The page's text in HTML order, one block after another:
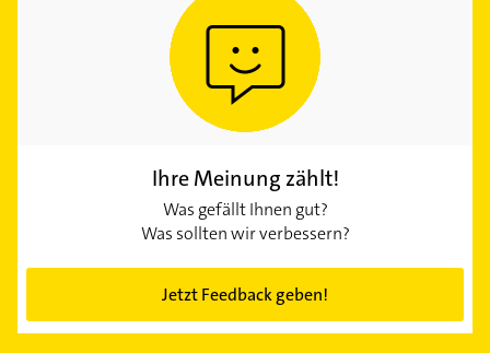
Ihre Meinung zählt!
Was gefällt Ihnen gut?
Was sollten wir verbessern?
Jetzt Feedback geben!